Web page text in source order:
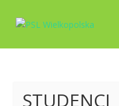
STUDENCI